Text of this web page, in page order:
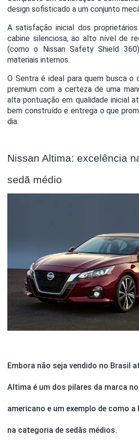
design sofisticado a um conjunto
A satisfação inicial dos
cabine silenciosa, ao alto nível de
(como o Nissan Safety Shield
materiais internos.
O Sentra é ideal para quem busca
premium com a certeza de uma
alta pontuação em qualidade inicial
bem construído e entrega o que
dia.
Nissan Altima: excelência
sedã médio
Embora não seja vendido no Brasil
Altima é um dos pilares da marca
americano e um exemplo de como
na categoria de sedãs médios.